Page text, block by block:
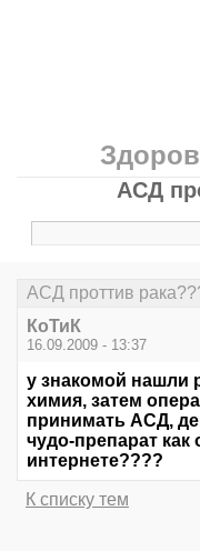
АСД
АСД проттив
КоТиК
16.09.2009 - 13:37
у знакомой нашли
химия, затем
принимать АСД,
чудо-препарат
интернете????
К списку тем